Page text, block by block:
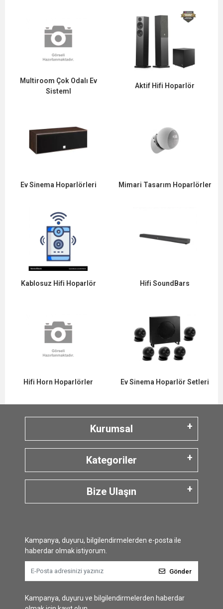
Multiroom Çok Odalı Ev
Sisteml
Aktif Hifi Hoparlör
Ev Sinema Hoparlörleri Mimari Tasarım Hoparlörler
Kablosuz Hifi Hoparlör Hifi SoundBars
Hifi Horn Hoparlörler Ev Sinema Hoparlör Setleri
Kurumsal
Kategoriler
Bize Ulaşın
Kampanya, duyuru, bilgilendirmelerden e-posta ile
haberdar olmak istiyorum.
Gönder
Kampanya, duyuru ve bilgilendirmelerden haberdar